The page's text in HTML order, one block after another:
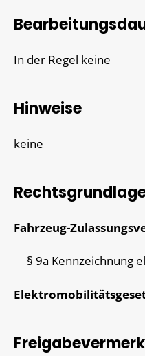
In der Regel keine
Hinweise
keine
Fahrzeug-
§ 9a Kennzeichnung
Freigabevermerk